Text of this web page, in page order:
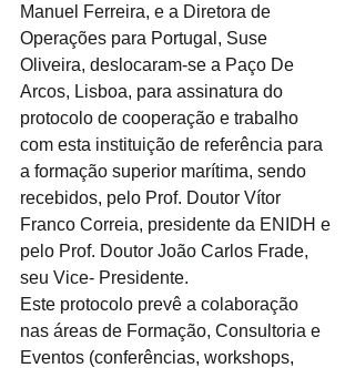
Manuel Ferreira, e a Diretora de
Operações para Portugal, Suse
Oliveira, deslocaram-se a Paço De
Arcos, Lisboa, para assinatura do
protocolo de cooperação e trabalho
com esta instituição de referência para
a formação superior marítima, sendo
recebidos, pelo Prof. Doutor Vítor
Franco Correia, presidente da ENIDH e
pelo Prof. Doutor João Carlos Frade,
seu Vice- Presidente.
Este protocolo prevê a colaboração
nas áreas de Formação, Consultoria e
Eventos (conferências, workshops,